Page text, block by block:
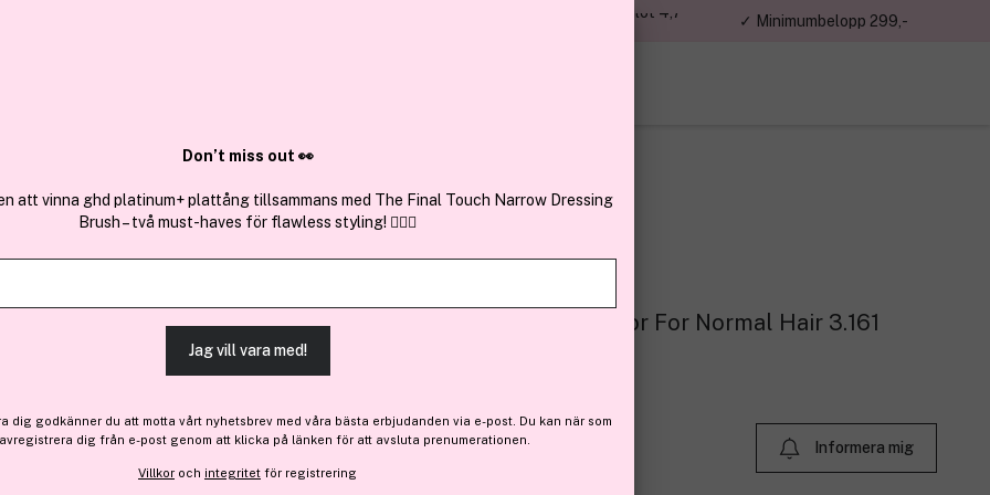
✓ Över 1,5 miljon kunder – Trustpilot 4,7
✓ Minimumbelopp 299,-
Préférence Vivid Colours Permanent Color For Normal Hair 3.161
Magnetic Plum
(39)
100 kr
Informera mig
Don’t miss out 👀
att vinna ghd platinum+ plattång tillsammans med The Final Touch Narrow Dressing
Brush – två must-haves för flawless styling! 💇‍♀️✨
Jag vill vara med!
dig godkänner du att motta vårt nyhetsbrev med våra bästa erbjudanden via e-post. Du kan när som
dig från e-post genom att klicka på länken för att avsluta prenumerationen.
Villkor och integritet för registrering